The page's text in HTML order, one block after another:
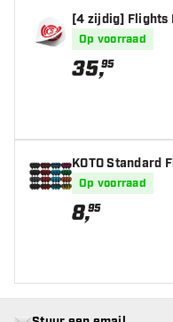
[4 zijdig] Flights
ng (10 sets)
Op voorraad
35,95
KOTO Standard
ets) - Dart Flights
Op voorraad
8,95